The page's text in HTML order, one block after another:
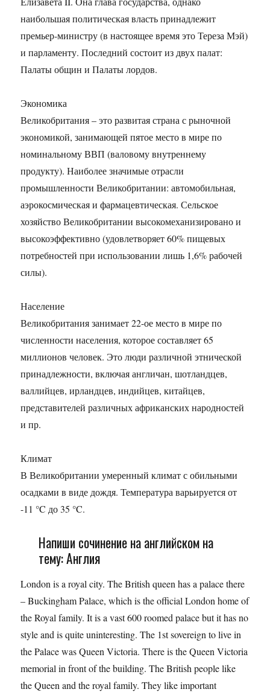
наибольшая политическая власть принадлежит
премьер-министру (в настоящее время это Тереза Мэй)
и парламенту. Последний состоит из двух палат:
Палаты общин и Палаты лордов.
Экономика
Великобритания – это развитая страна с рыночной
экономикой, занимающей пятое место в мире по
номинальному ВВП (валовому внутреннему
продукту). Наиболее значимые отрасли
промышленности Великобритании: автомобильная,
аэрокосмическая и фармацевтическая. Сельское
хозяйство Великобритании высокомеханизировано и
высокоэффективно (удовлетворяет 60% пищевых
потребностей при использовании лишь 1,6% рабочей
силы).
Население
Великобритания занимает 22-ое место в мире по
численности населения, которое составляет 65
миллионов человек. Это люди различной этнической
принадлежности, включая англичан, шотландцев,
валлийцев, ирландцев, индийцев, китайцев,
представителей различных африканских народностей
и пр.
Климат
В Великобритании умеренный климат с обильными
осадками в виде дождя. Температура варьируется от
-11 °C до 35 °C.
Напиши сочинение на английском на
тему: Англия
London is a royal city. The British queen has a palace there
– Buckingham Palace, which is the official London home of
the Royal family. It is a vast 600 roomed palace but it has no
style and is quite uninteresting. The 1st sovereign to live in
the Palace was Queen Victoria. There is the Queen Victoria
memorial in front of the building. The British people like
the Queen and the royal family. They like important